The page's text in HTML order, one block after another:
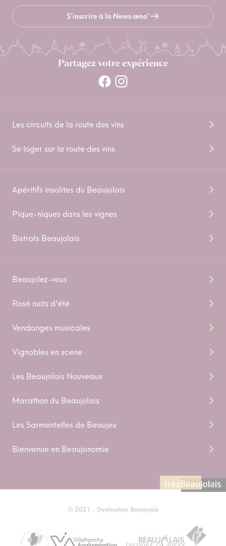
S’inscrire à la News œno’
Partagez votre expérience
Les circuits de la route des vins
Se loger sur la route des vins
Apéritifs insolites du Beaujolais
Pique-niques dans les vignes
Bistrots Beaujolais
Beaujolez-vous
Rosé nuits d'été
Vendanges musicales
Vignobles en scene
Les Beaujolais Nouveaux
Marathon du Beaujolais
Les Sarmentelles de Beaujeu
Bienvenue en Beaujonomie
© 2021 - Destination Beaujolais